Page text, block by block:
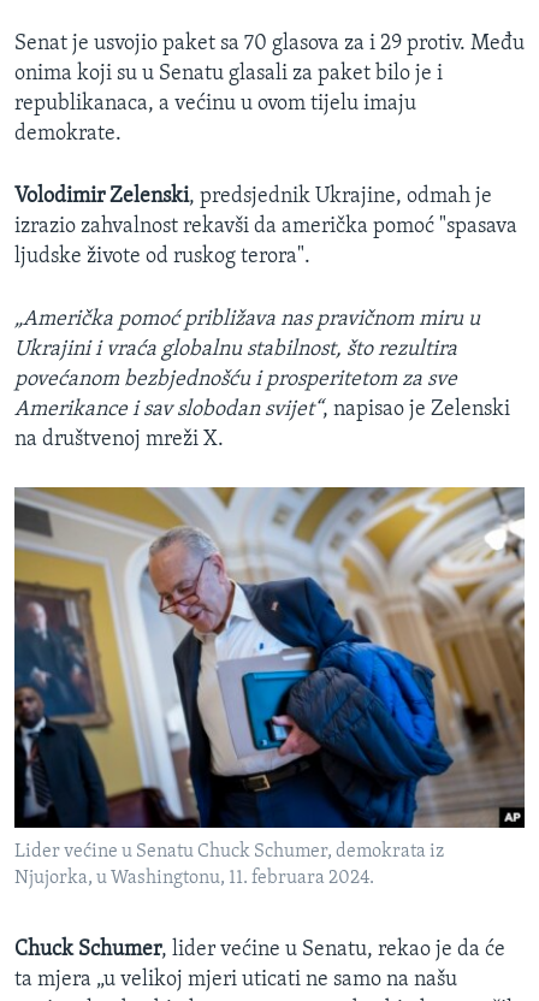
Senat je usvojio paket sa 70 glasova za i 29 protiv. Među
onima koji su u Senatu glasali za paket bilo je i
republikanaca, a većinu u ovom tijelu imaju
demokrate.
Volodimir Zelenski, predsjednik Ukrajine, odmah je
izrazio zahvalnost rekavši da američka pomoć "spasava
ljudske živote od ruskog terora".
„Američka pomoć približava nas pravičnom miru u
Ukrajini i vraća globalnu stabilnost, što rezultira
povećanom bezbjednošću i prosperitetom za sve
Amerikance i sav slobodan svijet“, napisao je Zelenski
na društvenoj mreži X.
Lider većine u Senatu Chuck Schumer, demokrata iz
Njujorka, u Washingtonu, 11. februara 2024.
Chuck Schumer, lider većine u Senatu, rekao je da će
ta mjera „u velikoj mjeri uticati ne samo na našu